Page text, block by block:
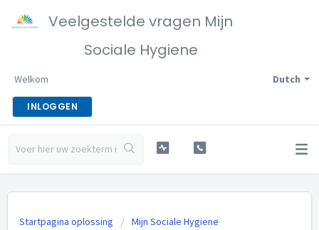
Veelgestelde vragen Mijn
Sociale Hygiene
Dutch
Welkom
INLOGGEN
Startpagina oplossing
Mijn Sociale Hygiene